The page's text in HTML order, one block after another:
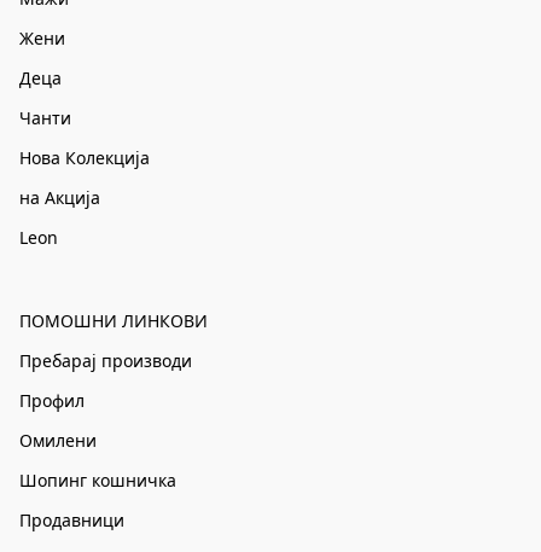
Жени
Деца
Чанти
Нова Колекција
на Акција
Leon
ПОМОШНИ ЛИНКОВИ
Пребарај производи
Профил
Омилени
Шопинг кошничка
Продавници